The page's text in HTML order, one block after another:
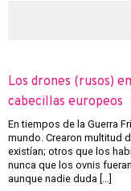
Los drones (rusos)
cabecillas europeos
En tiempos de la Guerra
mundo. Crearon multitud
existían; otros que los
nunca que los ovnis
aunque nadie duda […]